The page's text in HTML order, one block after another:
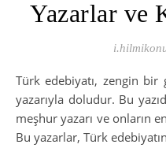
Yazarlar ve
Türk edebiyatı, zengin bir geçmişe sahip ve birçok büyük
yazarıyla doludur. Bu
meşhur yazarı ve onların
Bu yazarlar, Türk